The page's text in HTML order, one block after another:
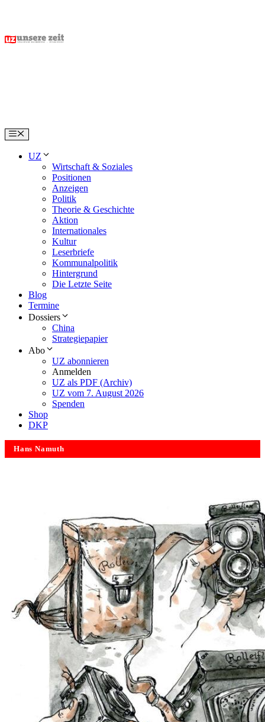
content
Menu
UZ
Wirtschaft & Soziales
Positionen
Anzeigen
Politik
Theorie & Geschichte
Aktion
Internationales
Kultur
Leserbriefe
Kommunalpolitik
Hintergrund
Die Letzte Seite
Blog
Termine
Dossiers
China
Strategiepapier
Abo
UZ abonnieren
Anmelden
UZ als PDF (Archiv)
UZ vom 7. August 2026
Spenden
Shop
DKP
Hans Namuth